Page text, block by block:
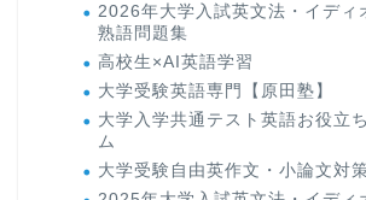
2026年大学入試英文法・イディ
熟語問題集
高校生×AI英語学習
大学受験英語専門【原田塾】
大学入学共通テスト英語お役立
ム
大学受験自由英作文・小論文対